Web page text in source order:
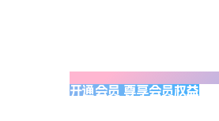
开通会员 尊享会员权益